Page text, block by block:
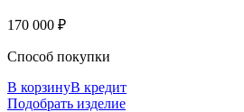
170 000 ₽
Способ покупки
В корзинуВ кредит
Подобрать изделие